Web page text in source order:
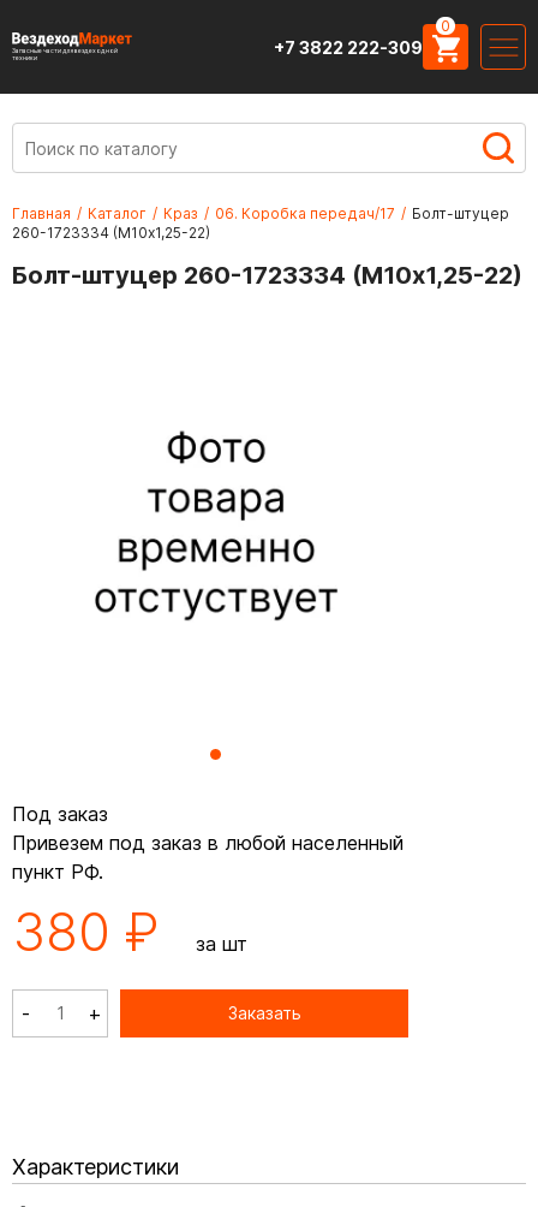
Запасные части для вездеходной
техники
+7 3822 222-309
0
Главная / Каталог / Краз / 06. Коробка передач/17 / Болт-штуцер
260-1723334 (М10х1,25-22)
Болт-штуцер 260-1723334 (М10х1,25-22)
Под заказ
Привезем под заказ в любой населенный
пункт РФ.
380 ₽ за шт
- + Заказать
Характеристики